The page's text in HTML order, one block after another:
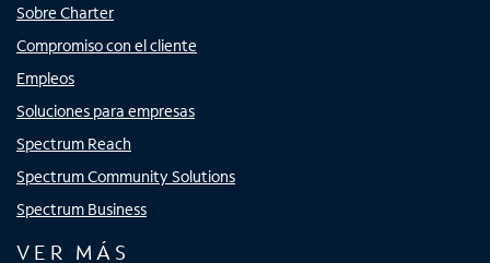
Sobre Charter
Compromiso con el cliente
Empleos
Soluciones para empresas
Spectrum Reach
Spectrum Community Solutions
Spectrum Business
VER MÁS